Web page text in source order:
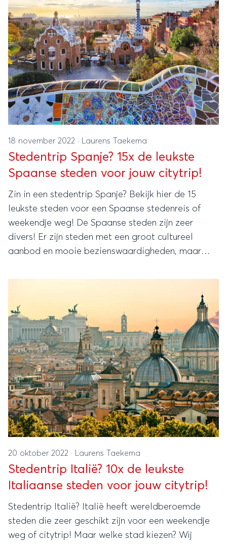
18 november 2022 · Laurens Taekema
Stedentrip Spanje? 15x de leukste
Spaanse steden voor jouw citytrip!
Zin in een stedentrip Spanje? Bekijk hier de 15
leukste steden voor een Spaanse stedenreis of
weekendje weg! De Spaanse steden zijn zeer
divers! Er zijn steden met een groot cultureel
aanbod en mooie bezienswaardigheden, maar
Natuurlijk ken je Barcelona en Madrid, maar we
20 oktober 2022 · Laurens Taekema
Stedentrip Italië? 10x de leukste
Italiaanse steden voor jouw citytrip!
Stedentrip Italië? Italië heeft wereldberoemde
steden die zeer geschikt zijn voor een weekendje
weg of citytrip! Maar welke stad kiezen? Wij